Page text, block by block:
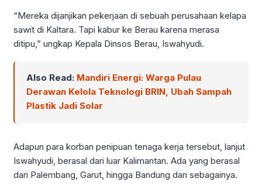
“Mereka dijanjikan pekerjaan di sebuah perusahaan kelapa
sawit di Kaltara. Tapi kabur ke Berau karena merasa
ditipu,” ungkap Kepala Dinsos Berau, Iswahyudi.
Also Read: Mandiri Energi: Warga Pulau
Derawan Kelola Teknologi BRIN, Ubah Sampah
Plastik Jadi Solar
Adapun para korban penipuan tenaga kerja tersebut, lanjut
Iswahyudi, berasal dari luar Kalimantan. Ada yang berasal
dari Palembang, Garut, hingga Bandung dan sebagainya.